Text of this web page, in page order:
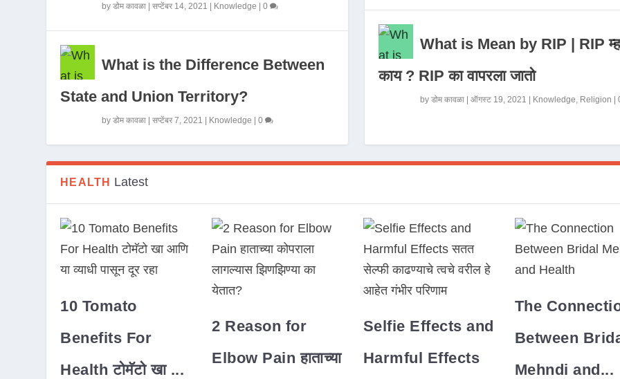
byडोम कावळा |सप्टेंबर 14, 2021 Knowledge |0
What is the Difference Between
State and Union Territory?
byडोम कावळा |सप्टेंबर 7, 2021 Knowledge |0
What is Mean by RIP | RIP
काय ? RIP का वापरला जातो
by डोम कावळा| ऑगस्ट 19, 2021 Knowledge, Religion
HEALTH Latest
10 Tomato
Benefits For
Health टोमॅटो खा ...
2 Reason for
Elbow Pain हाताच्या
Selfie Effects and
Harmful Effects
The
Between
Mehndi and...